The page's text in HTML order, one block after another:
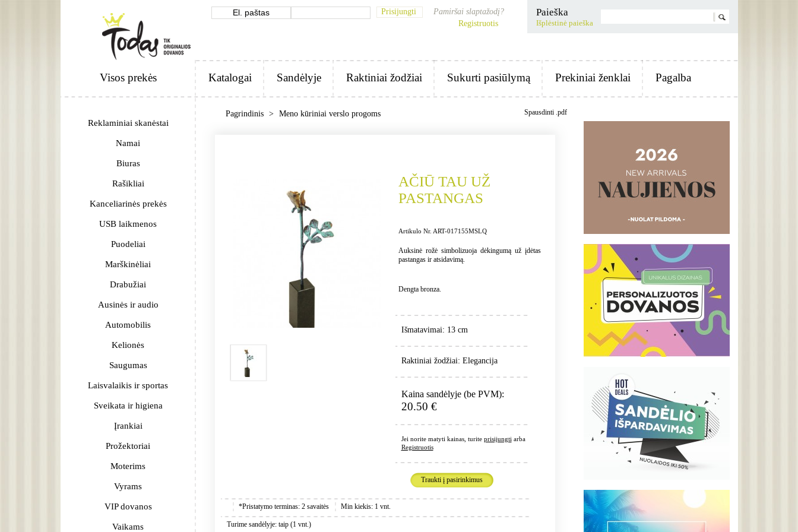
Paieška
Išplėstinė paieška
Prisijungti
Pamiršai slaptažodį?
Registruotis
Visos prekės Katalogai Sandėlyje Raktiniai žodžiai Sukurti pasiūlymą Prekiniai ženklai Pagalba
Reklaminiai skanėstai
Namai
Biuras
Rašikliai
Kanceliarinės prekės
USB laikmenos
Puodeliai
Marškinėliai
Drabužiai
Ausinės ir audio
Automobilis
Kelionės
Saugumas
Laisvalaikis ir sportas
Sveikata ir higiena
Įrankiai
Prožektoriai
Moterims
Vyrams
VIP dovanos
Vaikams
Pagrindinis > Meno kūriniai verslo progoms Spausdinti .pdf
AČIŪ TAU UŽ
PASTANGAS
Artikulo Nr. ART-017155MSLQ
Auksinė rožė simbolizuoja dėkingumą už įdėtas
pastangas ir atsidavimą.
Dengta bronza.
Išmatavimai: 13 cm
Raktiniai žodžiai: Elegancija
Kaina sandėlyje (be PVM):
20.50 €
Jei norite matyti kainas, turite prisijungti arba
Registruotis
Traukti į pasirinkimus
*Pristatymo terminas: 2 savaitės Min kiekis: 1 vnt.
Turime sandėlyje: taip (1 vnt.)